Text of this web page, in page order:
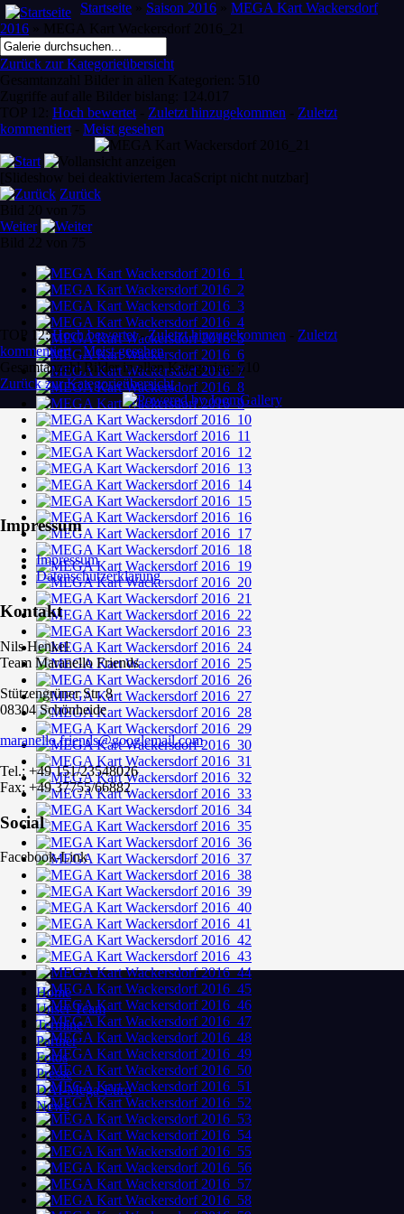
Startseite » Saison 2016 » MEGA Kart Wackersdorf
2016 » MEGA Kart Wackersdorf 2016_21
Zurück zur Kategorieübersicht
Gesamtanzahl Bilder in allen Kategorien: 510
Zugriffe auf alle Bilder bislang: 124.017
TOP 12: Hoch bewertet - Zuletzt hinzugekommen - Zuletzt
kommentiert - Meist gesehen
[Slideshow bei deaktiviertem JacaScript nicht nutzbar]
Zurück
Bild 20 von 75
Weiter
Bild 22 von 75
TOP 12:Hoch bewertet-Zuletzt hinzugekommen - Zuletzt
kommentiert-Meist gesehen
Gesamtanzahl Bilder in allen Kategorien: 510
Zurück zur Kategorieübersicht
Impressum
Impressum
Datenschutzerklärung
Kontakt
Nils Henkel
Team Maranello Friends
Stützengrüner Str. 8
08304 Schönheide
maranello.friends@googlemail.com
Tel.: +49 151/23548026
Fax: +49 37755/66882
Social
Facebook-Link
Home
Unser Team
Termine
Partner
Fotos
Presse
DAI-Mega-Euro
News